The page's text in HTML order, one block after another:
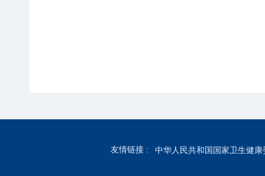
友情链接 : 中华人民共和国国家卫生健康